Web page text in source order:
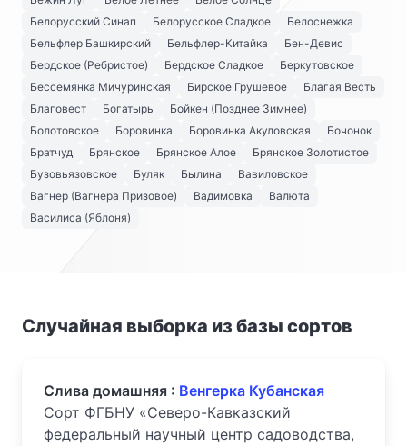
Белорусский Синап
Белорусское Сладкое
Белоснежка
Бельфлер Башкирский
Бельфлер-Китайка
Бен-Девис
Бердское (Ребристое)
Бердское Сладкое
Беркутовское
Бессемянка Мичуринская
Бирское Грушевое
Благая Весть
Благовест
Богатырь
Бойкен (Позднее Зимнее)
Болотовское
Боровинка Боровинка Акуловская
Бочонок
Братчуд
Брянское Брянское Алое
Брянское Золотистое
Бузовьязовское
Буляк Былина
Вавиловское
Вагнер (Вагнера Призовое)
Вадимовка
Валюта
Василиса (Яблоня)
Случайная выборка из базы сортов
Слива домашняя : Венгерка Кубанская
Сорт ФГБНУ «Северо-Кавказский
федеральный научный центр садоводства,